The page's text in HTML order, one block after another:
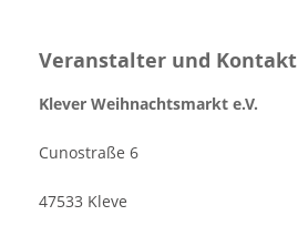
Veranstalter und Kontakt
Klever Weihnachtsmarkt e.V.
Cunostraße 6
47533 Kleve